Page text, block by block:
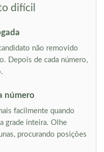
difícil
não removido
Depois de cada número,
número
facilmente quando
grade inteira. Olhe
procurando posições